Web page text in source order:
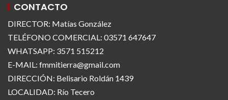
CONTACTO
DIRECTOR: Matías González
TELÉFONO COMERCIAL: 03571 647647
WHATSAPP: 3571 515212
E-MAIL: fmmitierra@gmail.com
DIRECCIÓN: Belisario Roldán 1439
LOCALIDAD: Río Tecero